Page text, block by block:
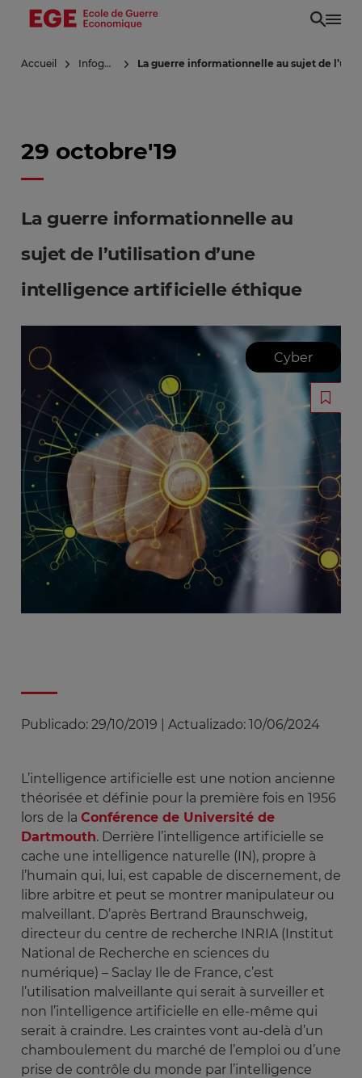
Aller
principal
Accueil Infoguerre La guerre informationnelle au sujet de
29 octobre'19
La guerre informationnelle au
sujet de l’utilisation d’une
intelligence artificielle éthique
Cyber
Publicado: 29/10/2019 Actualizado: 10/06/2024
L’intelligence artificielle est une notion ancienne
théorisée et définie pour la première fois en 1956
lors de la Conférence de Université de
Dartmouth. Derrière l’intelligence artificielle se
cache une intelligence naturelle (IN), propre à
l’humain qui, lui, est capable de discernement, de
libre arbitre et peut se montrer manipulateur ou
malveillant. D’après Bertrand Braunschweig,
directeur du centre de recherche INRIA (Institut
National de Recherche en sciences du
numérique) – Saclay Ile de France, c’est
l’utilisation malveillante qui serait à surveiller et
non l’intelligence artificielle en elle-même qui
serait à craindre. Les craintes vont au-delà d’un
chamboulement du marché de l’emploi ou d’une
prise de contrôle du monde par l’intelligence